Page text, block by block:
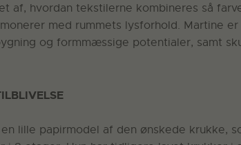
af, hvordan tekstilerne kombineres så
med rummets lysforhold. Martine
og formmæssige potentialer, samt
lille papirmodel af den ønskede krukke,